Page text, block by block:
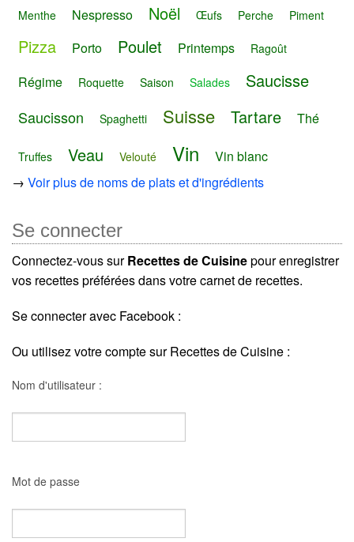
Menthe Nespresso Noël Œufs Perche Piment
Pizza Porto Poulet Printemps Ragoût
Régime Roquette Saison Salades Saucisse
Saucisson Spaghetti Suisse Tartare Thé
Truffes Veau Velouté Vin
Vin blanc
→ Voir plus de noms de plats et d'ingrédients
Se connecter
Connectez-vous surRecettes de Cuisinepour enregistrer
vos recettes préférées dans votre carnet de recettes.
Se connecter avec Facebook :
Ou utilisez votre compte sur Recettes de Cuisine :
Nom d'utilisateur :
Mot de passe